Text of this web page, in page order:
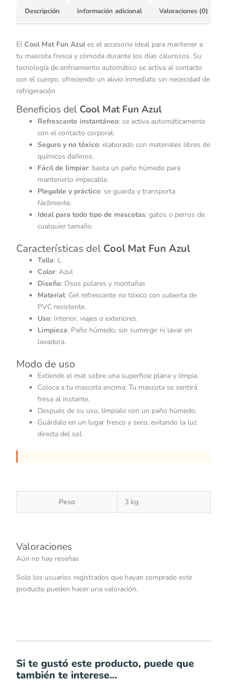
Descripción Información adicional Valoraciones (0)
El Cool Mat Fun Azules el accesorio ideal para mantener a
tu mascota fresca y cómoda durante los días calurosos. Su
tecnología de enfriamiento automático se activa al contacto
con el cuerpo, ofreciendo un alivio inmediato sin necesidad de
refrigeración.
Beneficios del Cool Mat Fun Azul
Refrescante instantáneo: se activa automáticamente
con el contacto corporal.
Seguro y no tóxico: elaborado con materiales libres de
químicos dañinos.
Fácil de limpiar: basta un paño húmedo para
mantenerlo impecable.
Plegable y práctico: se guarda y transporta
fácilmente.
Ideal para todo tipo de mascotas: gatos o perros de
cualquier tamaño.
Características del Cool Mat Fun Azul
Talla: L
Color: Azul
Diseño: Osos polares y montañas
Material: Gel refrescante no tóxico con cubierta de
PVC resistente.
Uso: Interior, viajes o exteriores.
Limpieza: Paño húmedo, sin sumergir ni lavar en
lavadora.
Modo de uso
Extiende el mat sobre una superficie plana y limpia.
Coloca a tu mascota encima; Tu mascota se sentirá
fresa al instante.
Después de su uso, límpialo con un paño húmedo.
Guárdalo en un lugar fresco y seco, evitando la luz
directa del sol.
Peso 3 kg
Valoraciones
Aún no hay reseñas
Solo los usuarios registrados que hayan comprado este
producto pueden hacer una valoración.
Si te gustó este producto, puede que
también te interese...